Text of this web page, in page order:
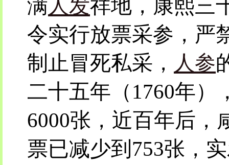
满人发祥地，康熙三
令实行放票采参，严
制止冒死私采， 人参
二十五年（1760年）
6000张，近百年后，
票已减少到753张，